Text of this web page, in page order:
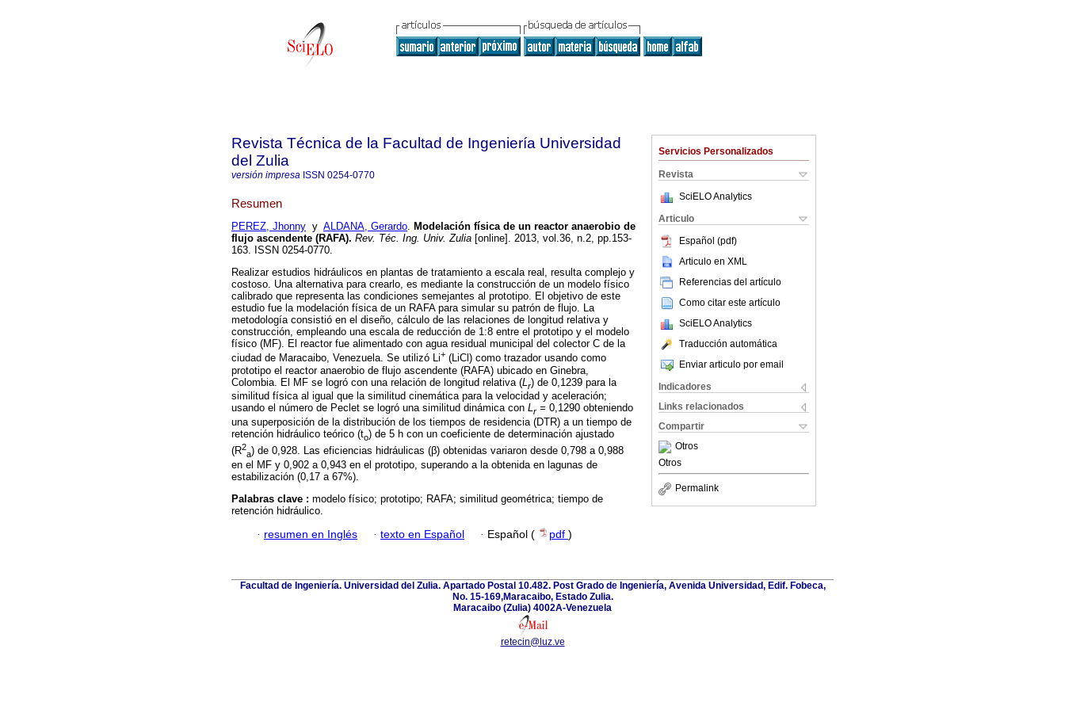
Servicios Personalizados
Revista
SciELO Analytics
Articulo
Español (pdf)
Articulo en XML
Referencias del artículo
Como citar este artículo
SciELO Analytics
Traducción automática
Enviar articulo por email
Indicadores
Links relacionados
Compartir
Otros
Otros
Permalink
Revista Técnica de la Facultad de Ingeniería Universidad
del Zulia
versión impresa ISSN 0254-0770
Resumen
PEREZ, Jhonny y ALDANA, Gerardo. Modelación física de un reactor anaerobio de
flujo ascendente (RAFA). Rev. Téc. Ing. Univ. Zulia [online]. 2013, vol.36, n.2, pp.153-
163. ISSN 0254-0770.
Realizar estudios hidráulicos en plantas de tratamiento a escala real, resulta complejo y
costoso. Una alternativa para crearlo, es mediante la construcción de un modelo físico
calibrado que representa las condiciones semejantes al prototipo. El objetivo de este
estudio fue la modelación física de un RAFA para simular su patrón de flujo. La
metodología consistió en el diseño, cálculo de las relaciones de longitud relativa y
construcción, empleando una escala de reducción de 1:8 entre el prototipo y el modelo
físico (MF). El reactor fue alimentado con agua residual municipal del colector C de la
ciudad de Maracaibo, Venezuela. Se utilizó Li+ (LiCl) como trazador usando como
prototipo el reactor anaerobio de flujo ascendente (RAFA) ubicado en Ginebra,
Colombia. El MF se logró con una relación de longitud relativa (L r) de 0,1239 para la
similitud física al igual que la similitud cinemática para la velocidad y aceleración;
usando el número de Peclet se logró una similitud dinámica con Lr = 0,1290 obteniendo
una superposición de la distribución de los tiempos de residencia (DTR) a un tiempo de
retención hidráulico teórico (to) de 5 h con un coeficiente de determinación ajustado
(R2
a) de 0,928. Las eficiencias hidráulicas (β) obtenidas variaron desde 0,798 a 0,988
en el MF y 0,902 a 0,943 en el prototipo, superando a la obtenida en lagunas de
estabilización (0,17 a 67%).
Palabras clave : modelo físico; prototipo; RAFA; similitud geométrica; tiempo de
retención hidráulico.
· resumen en Inglés · texto en Español · Español ( pdf )
Facultad de Ingeniería. Universidad del Zulia. Apartado Postal 10.482. Post Grado de Ingeniería, Avenida Universidad, Edif. Fobeca,
No. 15-169,Maracaibo, Estado Zulia.
Maracaibo (Zulia) 4002A-Venezuela
retecin@luz.ve